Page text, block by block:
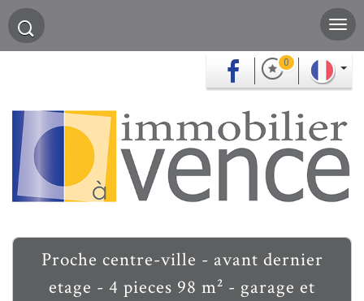
0
proche centre-ville - avant dernier
etage - 4 pieces 98 m² - garage et